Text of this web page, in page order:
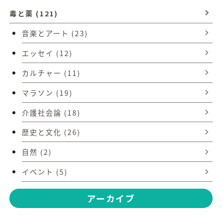
毒と薬 (121)
音楽とアート (23)
エッセイ (12)
カルチャー (11)
マラソン (19)
介護社会論 (18)
歴史と文化 (26)
自然 (2)
イベント (5)
アーカイブ